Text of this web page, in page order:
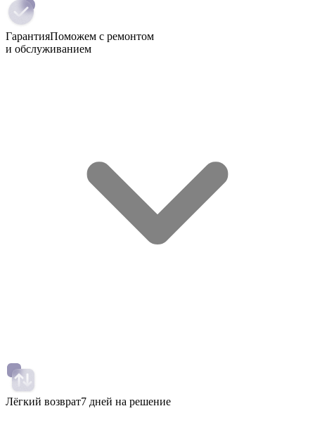
ГарантияПоможем с ремонтом
и обслуживанием
Лёгкий возврат7 дней на решение